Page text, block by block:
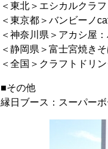
＜東北＞エシカルクラ
＜東京都＞バンビーノ
＜神奈川県＞アカシ屋
＜静岡県＞富士宮焼き
＜全国＞クラフトドリ
■その他
縁日ブース：スーパー